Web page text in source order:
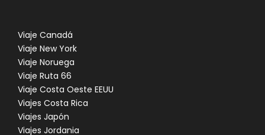
Viaje Canadá
Viaje New York
Viaje Noruega
Viaje Ruta 66
Viaje Costa Oeste EEUU
Viajes Costa Rica
Viajes Japón
Viajes Jordania